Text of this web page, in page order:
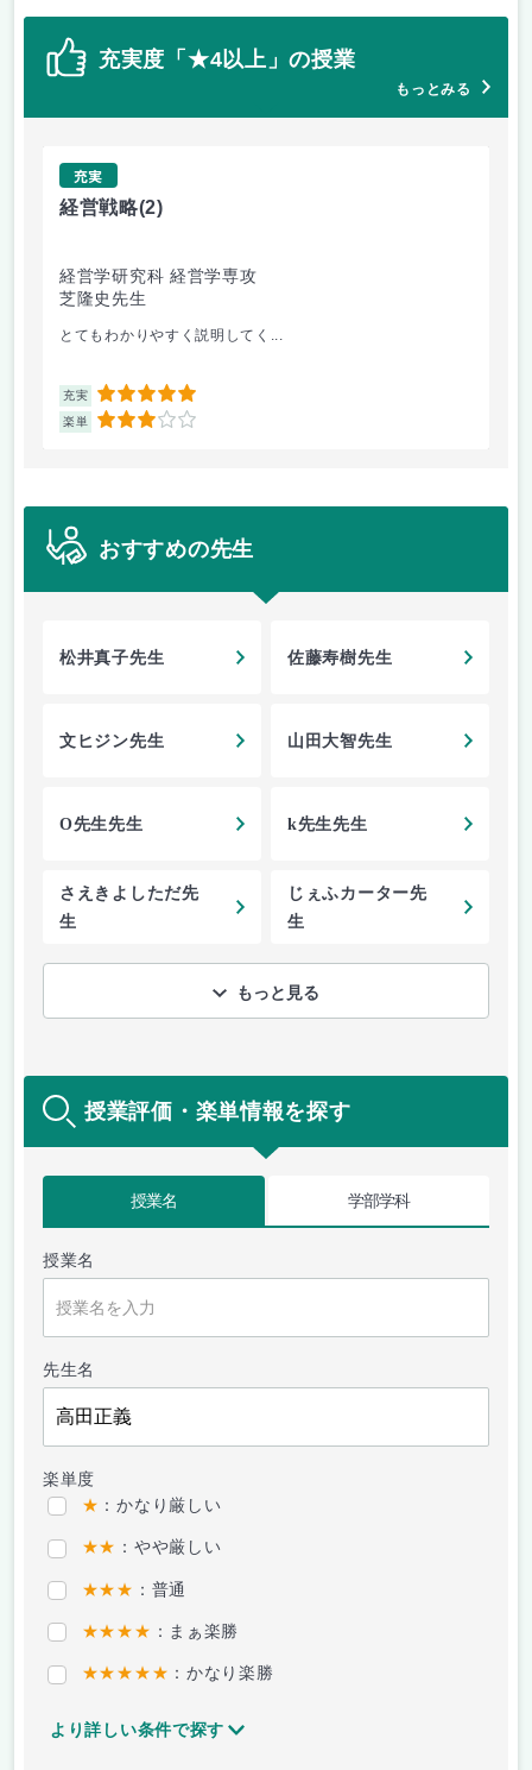
充実度「★4以上」の授業
もっとみる
充実
経営戦略(2)
経営学研究科 経営学専攻
芝隆史先生
とてもわかりやすく説明してく...
充実 5
楽単 3
おすすめの先生
松井真子先生 佐藤寿樹先生
文ヒジン先生 山田大智先生
O先生先生 k先生先生
さえきよしただ先
生
じぇふカーター先
生
もっと見る
授業評価・楽単情報を探す
授業名 学部学科
授業名
先生名
楽単度
★ ：かなり厳しい
★★ ：やや厳しい
★★★ ：普通
★★★★ ：まぁ楽勝
★★★★★ ：かなり楽勝
より詳しい条件で探す